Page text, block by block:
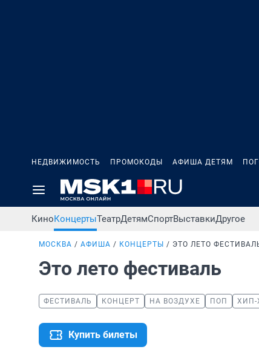
НЕДВИЖИМОСТЬ ПРОМОКОДЫ АФИША ДЕТЯМ
КиноКонцертыТеатрДетямСпортВыставкиДругое
МОСКВА АФИША КОНЦЕРТЫ ЭТО ЛЕТО
Это лето фестиваль
ФЕСТИВАЛЬ КОНЦЕРТ НА ВОЗДУХЕ ПОП ХИП-
Купить билеты